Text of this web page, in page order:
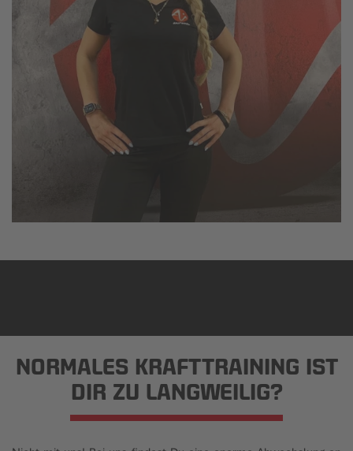
NORMALES KRAFTTRAINING IST
DIR ZU LANGWEILIG?